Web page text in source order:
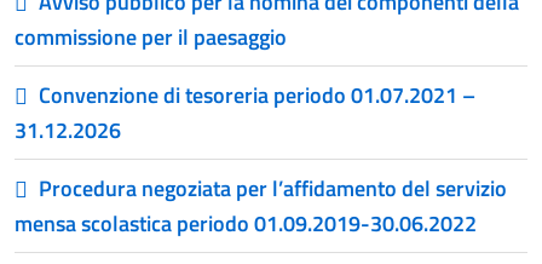
commissione per il paesaggio
Convenzione di tesoreria periodo 01.07.2021 –
31.12.2026
Procedura negoziata per l’affidamento del servizio
mensa scolastica periodo 01.09.2019-30.06.2022